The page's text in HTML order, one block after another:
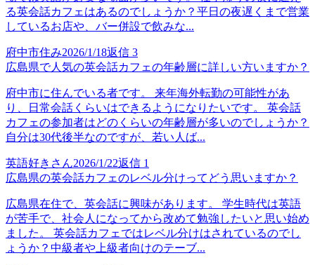
る英会話カフェはあるのでしょうか？平日の夜遅くまで営業
しているお店や、バー併設で飲みな...
府中市住み2026/1/18返信 3
広島県で人気の英会話カフェの年齢層に詳しい方いますか？
府中市に住んでいる者です。 来年海外転勤の可能性があ
り、日常会話くらいはできるようになりたいです。 英会話
カフェの参加者はどのくらいの年齢層が多いのでしょうか？
自分は30代後半なのですが、若い人ば...
英語好きさん2026/1/22返信 1
広島県の英会話カフェのレベル分けってどう思いますか？
広島県在住で、英会話に興味があります。 学生時代は英語
が苦手で、社会人になってから改めて勉強したいと思い始め
ました。 英会話カフェではレベル分けはされているのでし
ょうか？中級者や上級者向けのテーブ...